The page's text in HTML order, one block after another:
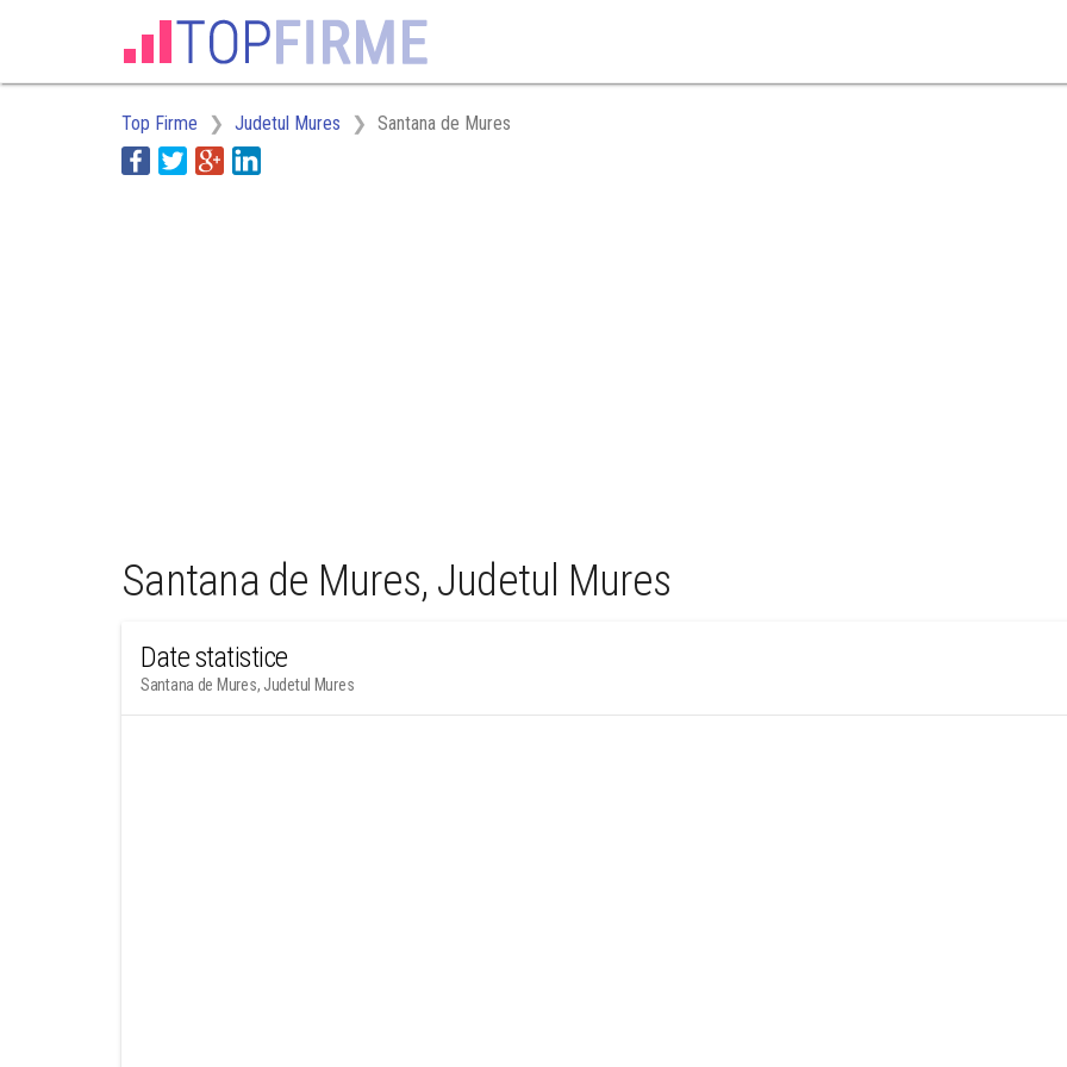
Top Firme Judetul Mures Santana de Mures
Santana de Mures, Judetul Mures
Date statistice
Santana de Mures, Judetul Mures